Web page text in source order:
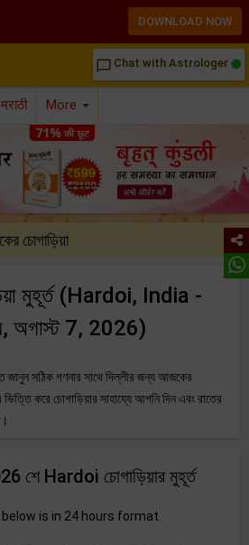
chat_bubble_outline Chat with Astrologer
मराठी More
চোগাড়িয়া
মুহূর্ত (Hardoi, India -
অগাস্ট 7, 2026)
জানুন সঠিক গণনার সাথে দিল্লীর জন্য আজকের
করে চোগাড়িয়ার সাহায্যে আপনি দিন এবং রাতের
শে Hardoi চোগাড়িয়ার মুহূর্ত
is in 24 hours format.
DOWNLOAD NOW